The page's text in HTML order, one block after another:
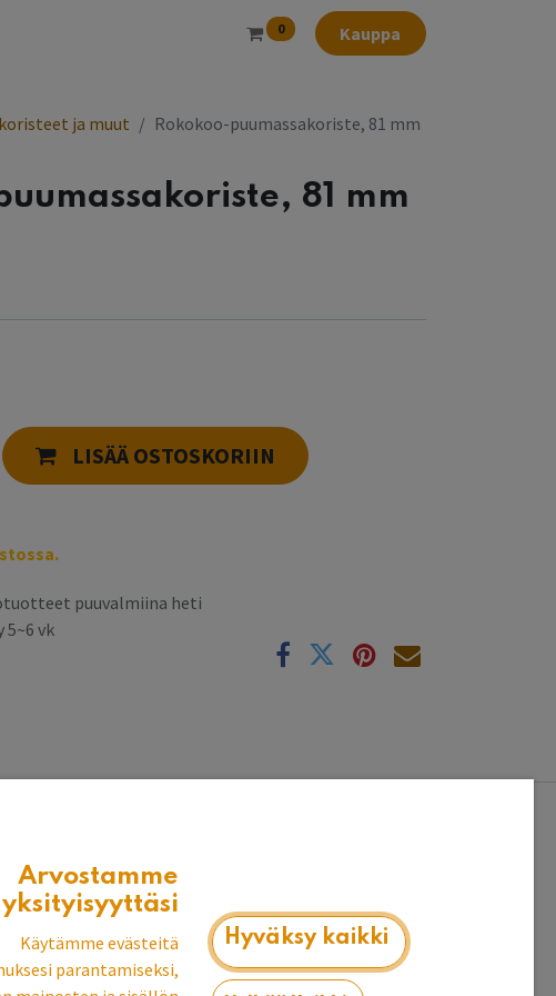
0 Kauppa
ja muut Rokokoo-puumassakoriste, 81 mm
81 mm
LISÄÄ OSTOSKORIIN
puuvalmiina heti
vk
maalattavissa.
Arvostamme
yksityisyyttäsi
Käytämme evästeitä
parantamiseksi,
Hyväksy kaikki